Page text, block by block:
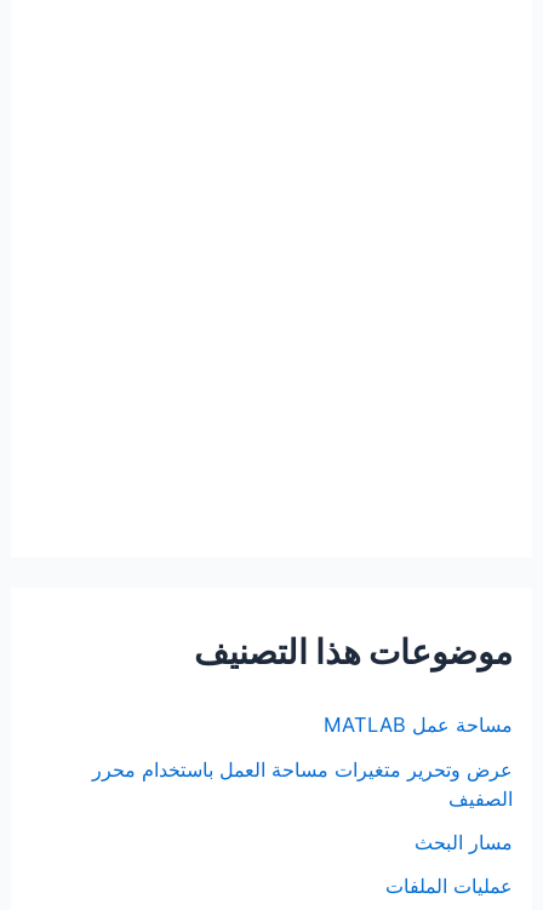
موضوعات هذا التصنيف
مساحة عمل MATLAB
عرض وتحرير متغيرات مساحة العمل باستخدام محرر
الصفيف
مسار البحث
عمليات الملفات